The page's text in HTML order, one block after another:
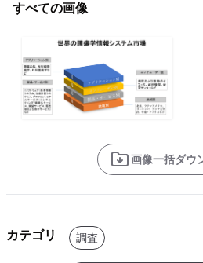
すべての画像
画像一括ダウ
カテゴリ 調査